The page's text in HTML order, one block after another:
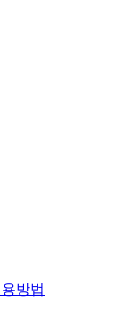
방법